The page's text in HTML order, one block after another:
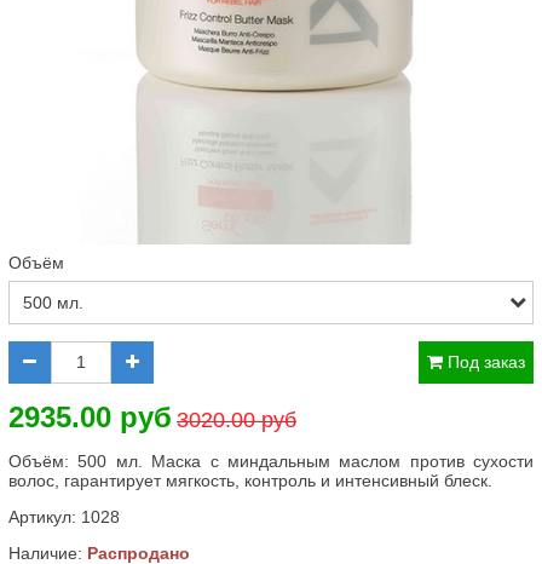
Объём
Под заказ
2935.00 руб 3020.00 руб
Объём: 500 мл. Маска с миндальным маслом против сухости
волос, гарантирует мягкость, контроль и интенсивный блеск.
Артикул: 1028
Наличие: Распродано